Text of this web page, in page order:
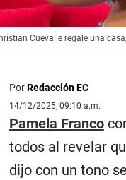
Cueva le regale una
PorRedacción EC
14/12/2025, 09:10 a.m.
Pamela Franco
todos al revelar
dijo con un tono